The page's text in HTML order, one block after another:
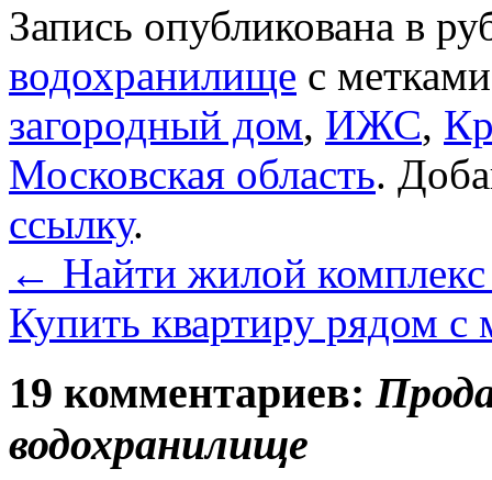
Запись опубликована в
водохранилище с
загородный дом, ИЖС,
Московская область.
ссылку.
← Найти жилой
Купить квартиру рядом с
19 комментариев:
водохранилище